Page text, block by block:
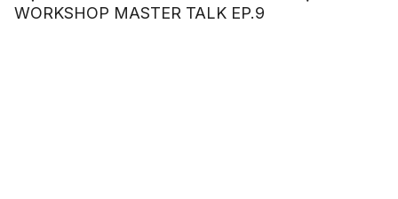
WORKSHOP MASTER TALK EP.9